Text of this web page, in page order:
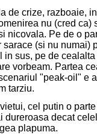
de crize, razboaie,
nu (cred ca)
nicovala. Pe de o
(si nu numai)
sus, pe de
vorbeam. Partea
"peak-oil" e
tarziu.
cel putin o
dureroasa decat
plapuma.